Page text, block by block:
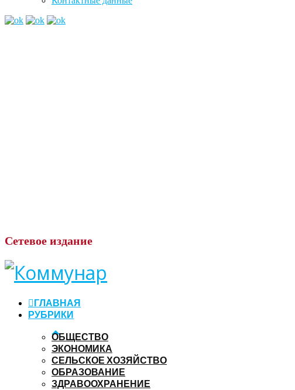
Сетевое издание
ГЛАВНАЯ
РУБРИКИ
ОБЩЕСТВО
ЭКОНОМИКА
СЕЛЬСКОЕ ХОЗЯЙСТВО
ОБРАЗОВАНИЕ
ЗДРАВООХРАНЕНИЕ